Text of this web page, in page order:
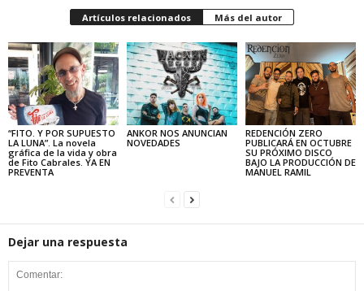
Artículos relacionados Más del autor
“FITO. Y POR SUPUESTO
LA LUNA”. La novela
gráfica de la vida y obra
de Fito Cabrales. YA EN
PREVENTA
ANKOR NOS ANUNCIAN
NOVEDADES
REDENCIÓN ZERO
PUBLICARÁ EN OCTUBRE
SU PRÓXIMO DISCO
BAJO LA PRODUCCIÓN DE
MANUEL RAMIL
Dejar una respuesta